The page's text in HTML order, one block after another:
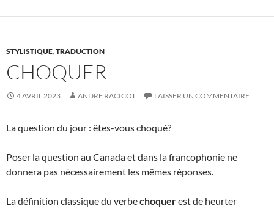
STYLISTIQUE,TRADUCTION
CHOQUER
4 AVRIL 2023 ANDRE RACICOT LAISSER UN COMMENTAIRE
La question du jour : êtes-vous choqué?
Poser la question au Canada et dans la francophonie ne
donnera pas nécessairement les mêmes réponses.
La définition classique du verbechoquerest de heurter